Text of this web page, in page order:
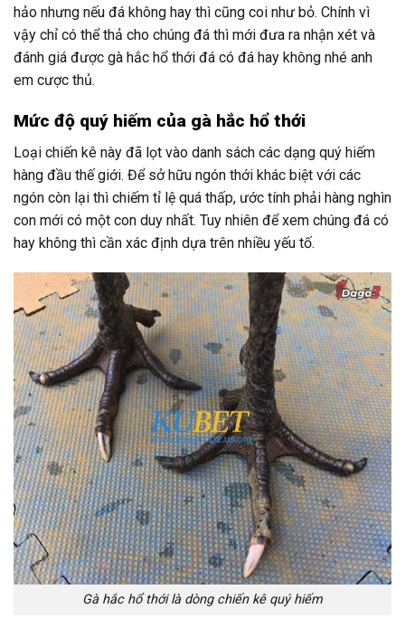
hảo nhưng nếu đá không hay thì cũng coi như bỏ. Chính vì
vậy chỉ có thể thả cho chúng đá thì mới đưa ra nhận xét và
đánh giá được gà hắc hổ thới đá có đá hay không nhé anh
em cược thủ.
Mức độ quý hiếm của gà hắc hổ thới
Loại chiến kê này đã lọt vào danh sách các dạng quý hiếm
hàng đầu thế giới. Để sở hữu ngón thới khác biệt với các
ngón còn lại thì chiếm tỉ lệ quá thấp, ước tính phải hàng nghìn
con mới có một con duy nhất. Tuy nhiên để xem chúng đá có
hay không thì cần xác định dựa trên nhiều yếu tố.
Gà hắc hổ thới là dòng chiến kê quý hiếm